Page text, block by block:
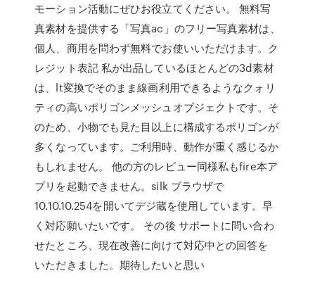
モーション活動にぜひお役立てください。 無料写
真素材を提供する「写真ac」のフリー写真素材は、
個人、商用を問わず無料でお使いいただけます。ク
レジット表記 私が出品しているほとんどの3d素材
は、lt変換でそのまま線画利用できるようなクォリ
ティの高いポリゴンメッシュオブジェクトです。そ
のため、小物でも見た目以上に構成するポリゴンが
多くなっています。ご利用時、動作が重く感じるか
もしれません。 他の方のレビュー同様私もfire本ア
プリを起動できません。silk ブラウザで
10.10.10.254を開いてデジ蔵を使用しています。早
く対応願いたいです。 その後 サポートに問い合わ
せたところ、現在改善に向けて対応中との回答を
いただきました。期待したいと思い